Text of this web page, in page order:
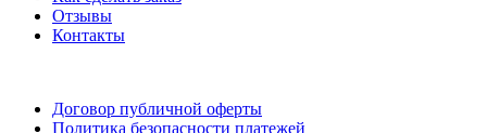
Отзывы
Контакты
Договор публичной оферты
Политика безопасности платежей